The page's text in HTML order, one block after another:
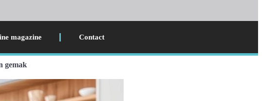
magazine Contact
gemak